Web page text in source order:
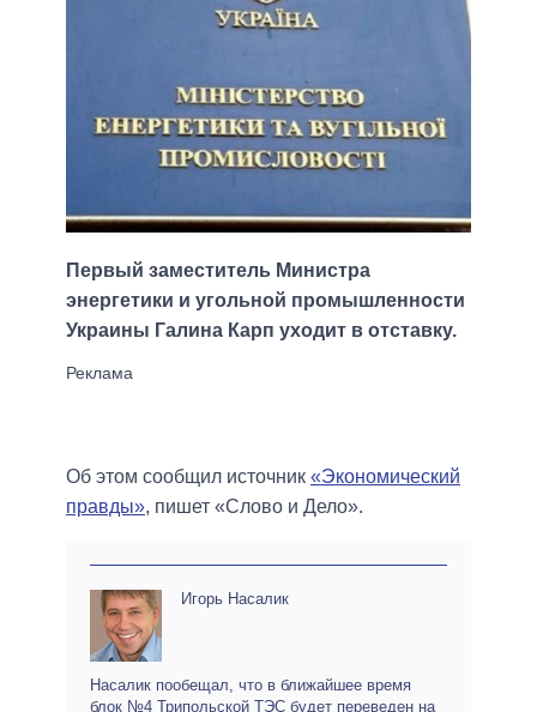
Первый заместитель Министра
энергетики и угольной промышленности
Украины Галина Карп уходит в отставку.
Об этом сообщил источник «Экономический
правды», пишет «Слово и Дело».
Игорь Насалик
Насалик пообещал, что в ближайшее время
блок №4 Трипольской ТЭС будет переведен на